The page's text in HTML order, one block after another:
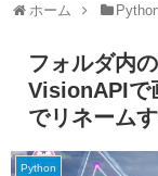
ホーム
フォルダ内
VisionAPIで
でリネーム
Python